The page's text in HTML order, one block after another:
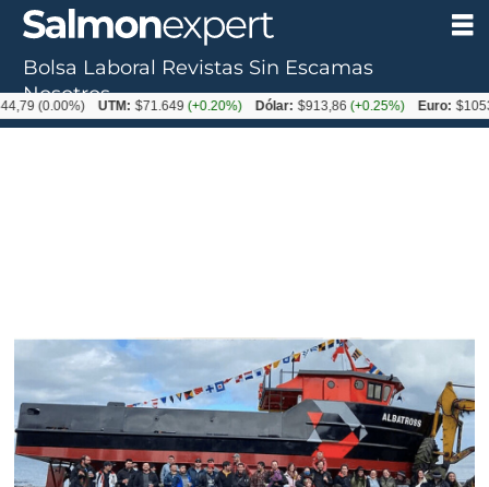
Bolsa Laboral Revistas Sin Escamas
Nosotros
UTM: $71.649(+0.20%) Dólar: $913,86(+0.25%) Euro: $1053,08 (-